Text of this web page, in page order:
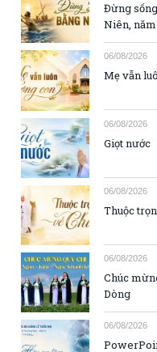
Đừng
Niên,
06/08/2026
Mẹ vẫn
06/08/2026
Giọt nước
06/08/2026
Thuộc
06/08/2026
Chúc
Dòng
06/08/2026